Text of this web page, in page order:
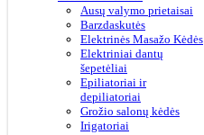
Ausų valymo prietaisai
Barzdaskutės
Elektrinės Masažo Kėdės
Elektriniai dantų
šepetėliai
Epiliatoriai ir
depiliatoriai
Grožio salonų kėdės
Irigatoriai